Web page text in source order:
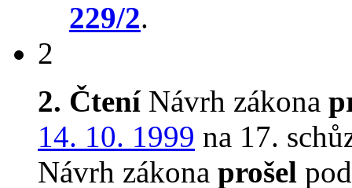
229/2.
2
2. ČteníNávrh zákona
14. 10. 1999 na 17.
Návrh zákona prošel